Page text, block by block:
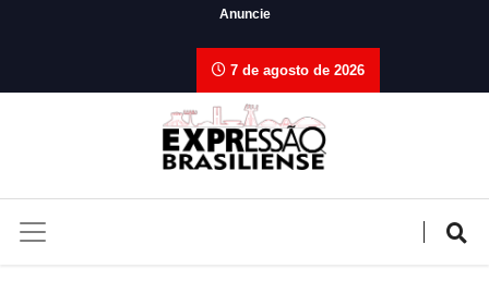
Anuncie
7 de agosto de 2026